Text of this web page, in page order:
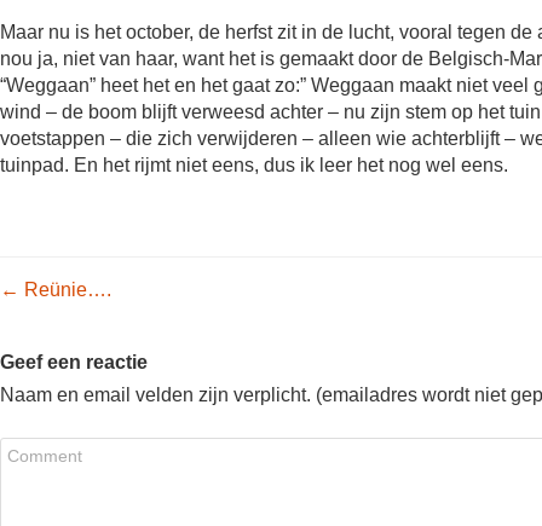
Maar nu is het october, de herfst zit in de lucht, vooral tegen
nou ja, niet van haar, want het is gemaakt door de Belgisch-
“Weggaan” heet het en het gaat zo:” Weggaan maakt niet
wind – de boom blijft verweesd achter – nu zijn stem op het
voetstappen – die zich verwijderen – alleen wie achterblijft –
tuinpad. En het rijmt niet eens, dus ik leer het nog wel eens.
Post navigation
← Reünie….
Geef een reactie
Naam en email velden zijn verplicht. (emailadres wordt niet